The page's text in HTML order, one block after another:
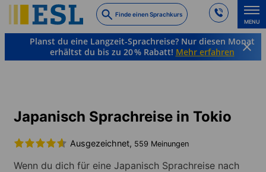
to
main
content
Finde einen Sprachkurs
MENU
Planst du eine Langzeit-Sprachreise? Nur diesen Monat
erhältst du bis zu 20 % Rabatt! Mehr erfahren
Japanisch Sprachreise in Tokio
Ausgezeichnet, 559 Meinungen
Wenn du dich für eine Japanisch Sprachreise nach